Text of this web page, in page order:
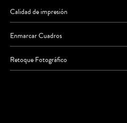
Calidad de impresión
Enmarcar Cuadros
Retoque Fotográfico